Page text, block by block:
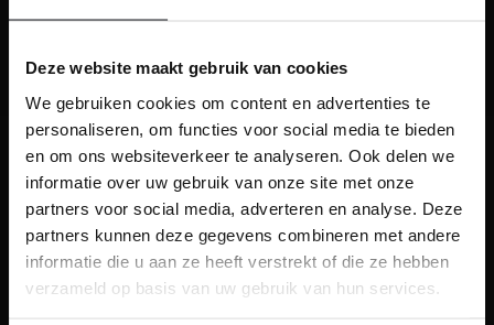
Deze website maakt gebruik van cookies
We gebruiken cookies om content en advertenties te
personaliseren, om functies voor social media te bieden
en om ons websiteverkeer te analyseren. Ook delen we
informatie over uw gebruik van onze site met onze
partners voor social media, adverteren en analyse. Deze
partners kunnen deze gegevens combineren met andere
informatie die u aan ze heeft verstrekt of die ze hebben
verzameld op basis van uw gebruik van hun services.
SENDEN SIE UNS EINE NACHRICHT
Unsere Geschäfte
Kundendienst